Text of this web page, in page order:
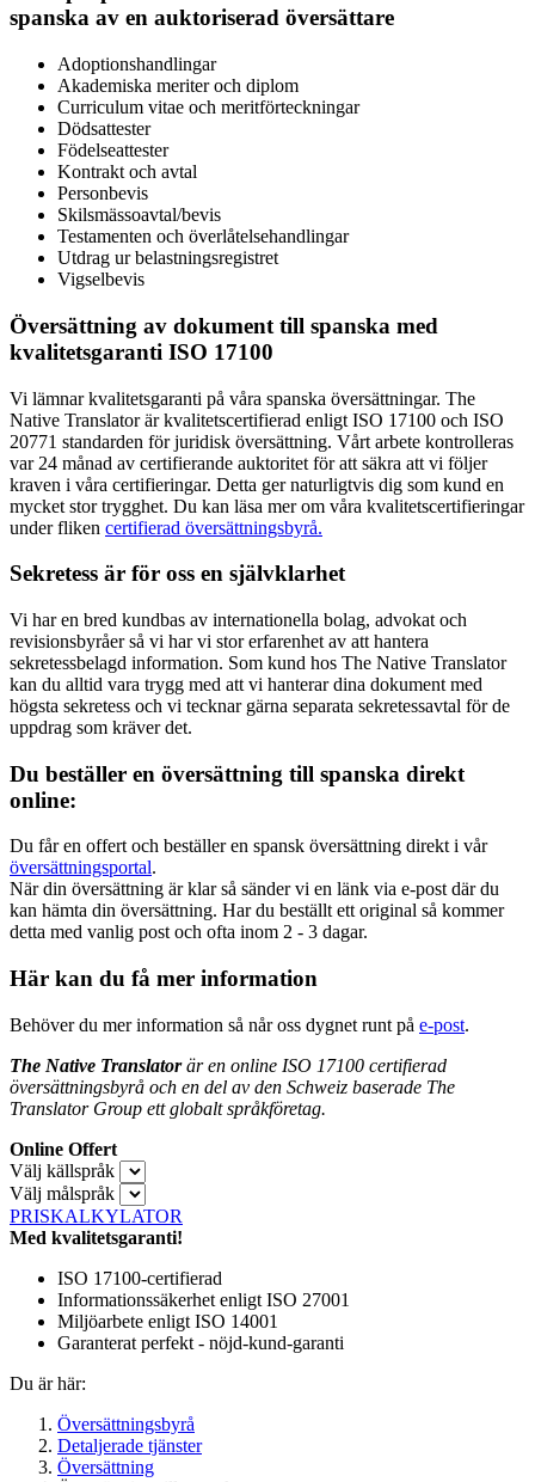
spanska av en auktoriserad översättare
Adoptionshandlingar
Akademiska meriter och diplom
Curriculum vitae och meritförteckningar
Dödsattester
Födelseattester
Kontrakt och avtal
Personbevis
Skilsmässoavtal/bevis
Testamenten och överlåtelsehandlingar
Utdrag ur belastningsregistret
Vigselbevis
Översättning av dokument till spanska med
kvalitetsgaranti ISO 17100
Vi lämnar kvalitetsgaranti på våra spanska översättningar. The
Native Translator är kvalitetscertifierad enligt ISO 17100 och ISO
20771 standarden för juridisk översättning. Vårt arbete kontrolleras
var 24 månad av certifierande auktoritet för att säkra att vi följer
kraven i våra certifieringar. Detta ger naturligtvis dig som kund en
mycket stor trygghet. Du kan läsa mer om våra kvalitetscertifieringar
under fliken certifierad översättningsbyrå.
Sekretess är för oss en självklarhet
Vi har en bred kundbas av internationella bolag, advokat och
revisionsbyråer så vi har vi stor erfarenhet av att hantera
sekretessbelagd information. Som kund hos The Native Translator
kan du alltid vara trygg med att vi hanterar dina dokument med
högsta sekretess och vi tecknar gärna separata sekretessavtal för de
uppdrag som kräver det.
Du beställer en översättning till spanska direkt
online:
Du får en offert och beställer en spansk översättning direkt i vår
översättningsportal.
När din översättning är klar så sänder vi en länk via e-post där du
kan hämta din översättning. Har du beställt ett original så kommer
detta med vanlig post och ofta inom 2 - 3 dagar.
Här kan du få mer information
Behöver du mer information så når oss dygnet runt på e-post.
The Native Translatorär en online ISO 17100 certifierad
översättningsbyrå och en del av den Schweiz baserade The
Translator Group ett globalt språkföretag.
Online Offert
Välj källspråk
Välj målspråk
PRISKALKYLATOR
Med kvalitetsgaranti!
ISO 17100-certifierad
Informationssäkerhet enligt ISO 27001
Miljöarbete enligt ISO 14001
Garanterat perfekt - nöjd-kund-garanti
Du är här:
Översättningsbyrå
Detaljerade tjänster
Översättning